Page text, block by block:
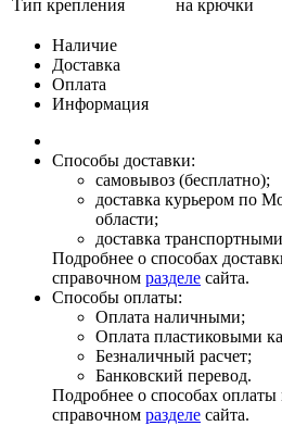
Тип крепления
на крючки
Наличие
Доставка
Оплата
Информация
Способы доставки:
самовывоз (бесплатно);
доставка курьером по
области;
доставка
Подробнее о способах
справочном разделе сайта.
Способы оплаты:
Оплата наличными;
Оплата пластиковыми
Безналичный расчет;
Банковский перевод.
Подробнее о способах оплаты
справочном разделе сайта.